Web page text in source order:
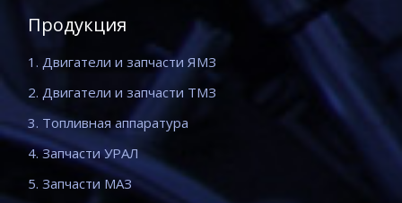
Продукция
1. Двигатели и запчасти ЯМЗ
2. Двигатели и запчасти ТМЗ
3. Топливная аппаратура
4. Запчасти УРАЛ
5. Запчасти МАЗ